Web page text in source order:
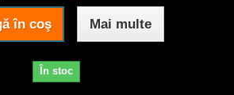
în coş Mai multe
În stoc